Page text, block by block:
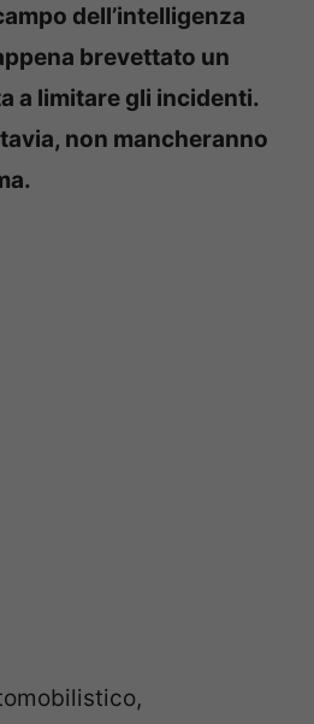
dell’intelligenza
brevettato un
a limitare gli incidenti.
non mancheranno